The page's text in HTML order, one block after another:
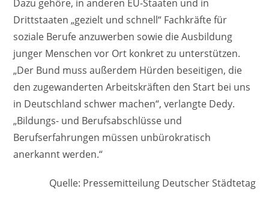
Dazu gehöre, in anderen EU-Staaten und in
Drittstaaten „gezielt und schnell“ Fachkräfte für
soziale Berufe anzuwerben sowie die Ausbildung
junger Menschen vor Ort konkret zu unterstützen.
„Der Bund muss außerdem Hürden beseitigen, die
den zugewanderten Arbeitskräften den Start bei uns
in Deutschland schwer machen“, verlangte Dedy.
„Bildungs- und Berufsabschlüsse und
Berufserfahrungen müssen unbürokratisch
anerkannt werden.“
Quelle: Pressemitteilung Deutscher Städtetag